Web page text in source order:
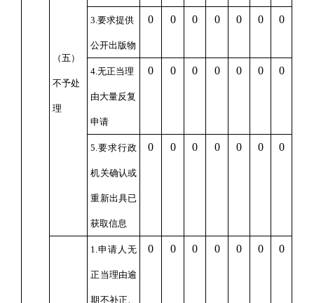
（五）
不予处
理
3.要求提供
公开出版物
0 0 0 0 0 0 0
4.无正当理
由大量反复
申请
0 0 0 0 0 0 0
5.要求行政
机关确认或
重新出具已
获取信息
0 0 0 0 0 0 0
1.申请人无
正当理由逾
期不补正、
0 0 0 0 0 0 0